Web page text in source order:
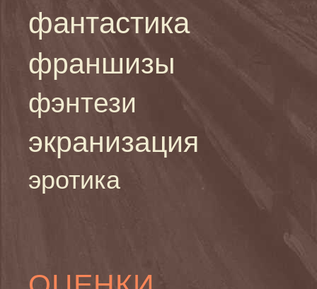
фантастика
франшизы
фэнтези
экранизация
эротика